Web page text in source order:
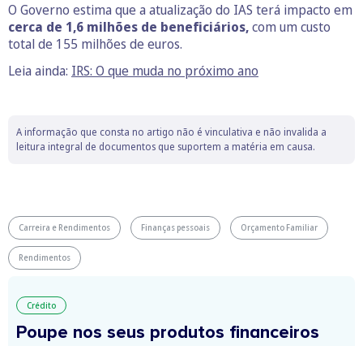
O Governo estima que a atualização do IAS terá impacto em
cerca de 1,6 milhões de beneficiários,com um custo
total de 155 milhões de euros.
Leia ainda: IRS: O que muda no próximo ano
A informação que consta no artigo não é vinculativa e não invalida a
leitura integral de documentos que suportem a matéria em causa.
Carreira e Rendimentos Finanças pessoais Orçamento Familiar
Rendimentos
Crédito
Poupe nos seus produtos financeiros